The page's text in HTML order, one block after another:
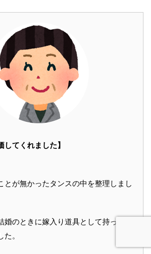
してくれました】
とが無かったタンスの中を整理しまし
婚のときに嫁入り道具として持ってき
。